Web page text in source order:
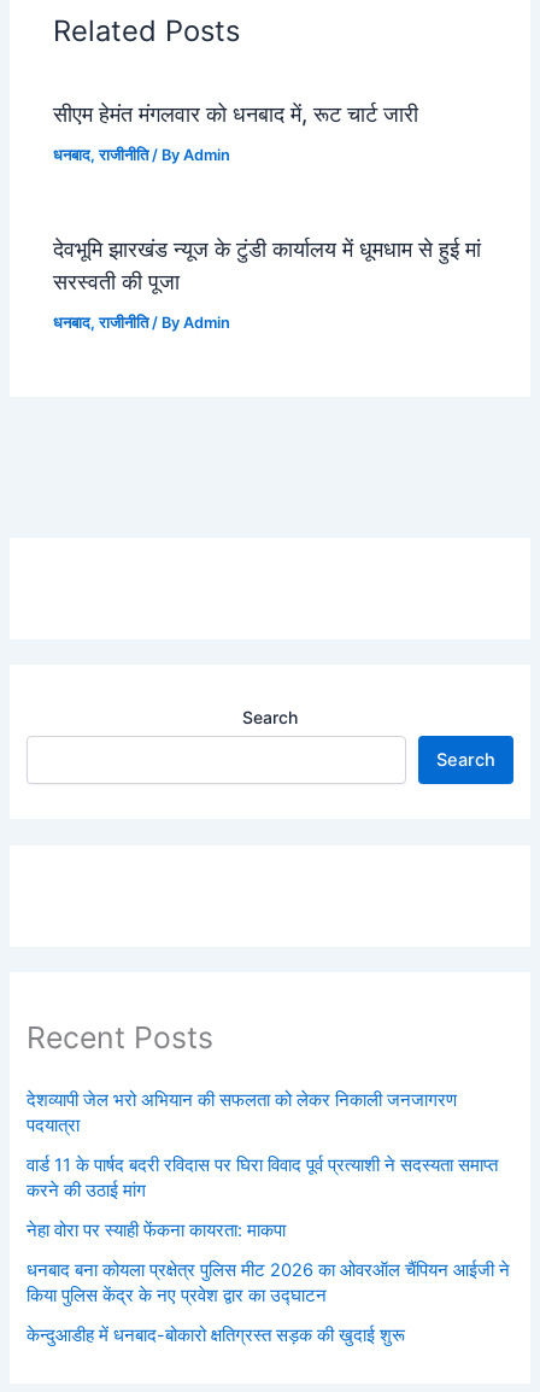
Related Posts
सीएम हेमंत मंगलवार को धनबाद में, रूट चार्ट जारी
धनबाद,राजीनीति/ ByAdmin
देवभूमि झारखंड न्यूज के टुंडी कार्यालय में धूमधाम से हुई मां
सरस्वती की पूजा
धनबाद,राजीनीति/ ByAdmin
Search
Search
Recent Posts
देशव्यापी जेल भरो अभियान की सफलता को लेकर निकाली जनजागरण
पदयात्रा
वार्ड 11 के पार्षद बदरी रविदास पर घिरा विवाद पूर्व प्रत्याशी ने सदस्यता समाप्त
करने की उठाई मांग
नेहा वोरा पर स्याही फेंकना कायरता: माकपा
धनबाद बना कोयला प्रक्षेत्र पुलिस मीट 2026 का ओवरऑल चैंपियन आईजी ने
किया पुलिस केंद्र के नए प्रवेश द्वार का उद्घाटन
केन्दुआडीह में धनबाद-बोकारो क्षतिग्रस्त सड़क की खुदाई शुरू